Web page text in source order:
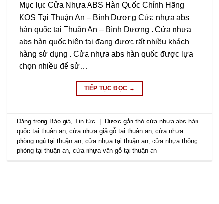
Mục lục Cửa Nhựa ABS Hàn Quốc Chính Hãng
KOS Tại Thuận An – Bình Dương Cửa nhựa abs
hàn quốc tại Thuận An – Bình Dương . Cửa nhựa
abs hàn quốc hiện tại đang được rất nhiều khách
hàng sử dụng . Cửa nhựa abs hàn quốc được lựa
chọn nhiều để sử…
TIẾP TỤC ĐỌC →
Đăng trong Báo giá,Tin tức Được gắn thẻcửa nhựa abs hàn
quốc tại thuận an,cửa nhựa giả gỗ tại thuận an,cửa nhựa
phòng ngủ tại thuận an,cửa nhựa tại thuận an,cửa nhựa thông
phòng tại thuận an,cửa nhựa vân gỗ tại thuận an